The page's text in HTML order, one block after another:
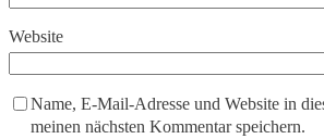
Website
Name, E-Mail-Adresse und Website in
meinen nächsten Kommentar speichern.